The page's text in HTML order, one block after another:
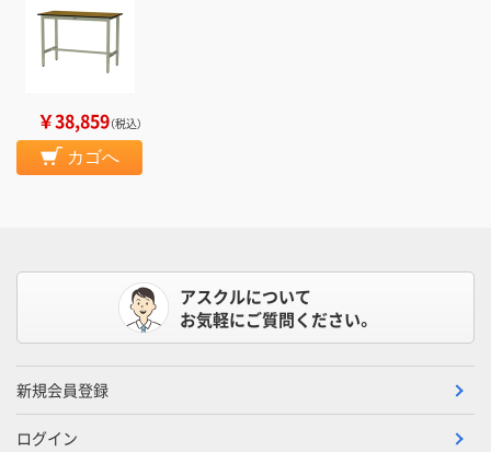
￥38,859（税込）
カゴへ
アスクルについて
お気軽にご質問ください。
新規会員登録
ログイン